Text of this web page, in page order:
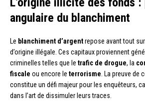
angulaire du blanchiment
Le blanchiment d’argentrepose avant tout
d’origine illégale. Ces capitaux proviennent
criminelles telles que le trafic de drogue, la
fiscale ou encore le terrorisme . La preuve
constitue un défi majeur pour les enquêteurs,
dans l’art de dissimuler leurs traces.